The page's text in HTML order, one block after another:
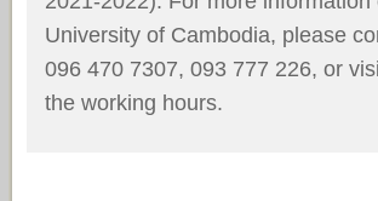
University of Cambodia, please
096 470 7307, 093 777 226, or
the working hours.